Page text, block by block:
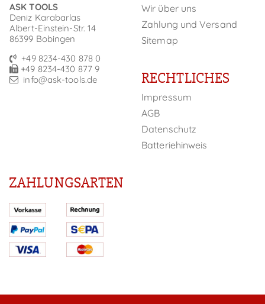
ASK TOOLS
Deniz Karabarlas
Albert-Einstein-Str. 14
86399 Bobingen
+49 8234-430 878 0
+49 8234-430 877 9
info@ask-tools.de
Wir über uns
Zahlung und Versand
Sitemap
RECHTLICHES
Impressum
AGB
Datenschutz
Batteriehinweis
ZAHLUNGSARTEN